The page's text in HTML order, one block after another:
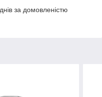
за домовленістю